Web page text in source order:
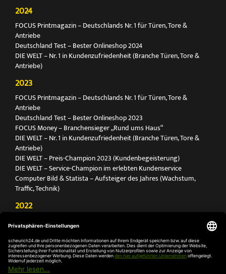
2024
FOCUS Printmagazin – Deutschlands Nr. 1 für Türen, Tore &
Antriebe
Deutschland Test – Bester Onlineshop 2024
DIE WELT – Nr. 1 in Kundenzufriedenheit (Branche Türen, Tore &
Antriebe)
2023
FOCUS Printmagazin – Deutschlands Nr. 1 für Türen, Tore &
Antriebe
Deutschland Test – Bester Onlineshop 2023
FOCUS Money – Branchensieger „Rund ums Haus“
DIE WELT – Nr. 1 in Kundenzufriedenheit (Branche Türen, Tore &
Antriebe)
DIE WELT – Preis-Champion 2023 (Kundenbegeisterung)
DIE WELT – Service-Champion im erlebten Kundenservice
Computer Bild & Statista – Aufsteiger des Jahres (Wachstum,
Traffic, Technik)
2022
Antriebe
Deutschland Test – Bester Onlineshop 2022
FOCUS Money – Branchensieger „Rund ums Haus“
DIE WELT – Service-Champion im erlebten Kundenservice
DIE WELT – Branchengewinner Gold-Rang (Türen, Tore & Antriebe)